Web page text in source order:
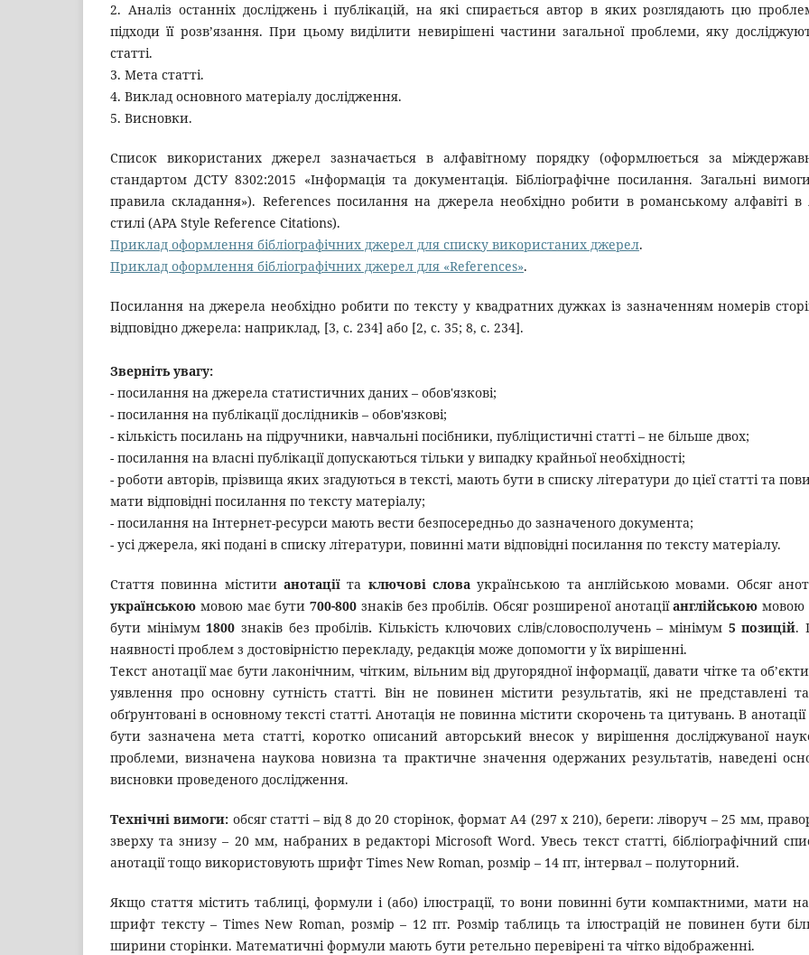
2. Аналіз останніх досліджень і публікацій, на які спирається автор в яких розглядають цю
підходи її розв’язання. При цьому виділити невирішені частини загальної проблеми, яку
статті.
3. Мета статті.
4. Виклад основного матеріалу дослідження.
5. Висновки.
Список використаних джерел зазначається в алфавітному порядку (оформлюється за
стандартом ДСТУ 8302:2015 «Інформація та документація. Бібліографічне посилання. Загальні
правила складання»). References посилання на джерела необхідно робити в романському алфавіті в
стилі (APA Style Reference Citations).
Приклад оформлення бібліографічних джерел для списку використаних джерел.
Приклад оформлення бібліографічних джерел для «References».
Посилання на джерела необхідно робити по тексту у квадратних дужках із зазначенням номерів
відповідно джерела: наприклад, [3, с. 234] або [2, с. 35; 8, с. 234].
Зверніть увагу:
- посилання на джерела статистичних даних – обов'язкові;
- посилання на публікації дослідників – обов'язкові;
- кількість посилань на підручники, навчальні посібники, публіцистичні статті – не більше двох;
- посилання на власні публікації допускаються тільки у випадку крайньої необхідності;
- роботи авторів, прізвища яких згадуються в тексті, мають бути в списку літератури до цієї статті та
мати відповідні посилання по тексту матеріалу;
- посилання на Інтернет-ресурси мають вести безпосередньо до зазначеного документа;
- усі джерела, які подані в списку літератури, повинні мати відповідні посилання по тексту матеріалу.
Стаття повинна містити анотації та ключові слова українською та англійською мовами. Обсяг
українською мовою має бути700-800 знаків без пробілів. Обсяг розширеної анотаціїанглійською мовою
бути мінімум1800 знаків без пробілів. Кількість ключових слів/словосполучень – мінімум 5 позицій.
наявності проблем з достовірністю перекладу, редакція може допомогти у їх вирішенні.
Текст анотації має бути лаконічним, чітким, вільним від другорядної інформації, давати чітке та
уявлення про основну сутність статті. Він не повинен містити результатів, які не представлені
обґрунтовані в основному тексті статті. Анотація не повинна містити скорочень та цитувань. В
бути зазначена мета статті, коротко описаний авторський внесок у вирішення досліджуваної
проблеми, визначена наукова новизна та практичне значення одержаних результатів, наведені
висновки проведеного дослідження.
Технічні вимоги: обсяг статті – від 8 до 20 сторінок, формат А4 (297 x 210), береги: ліворуч – 25 мм,
зверху та знизу – 20 мм, набраних в редакторі Microsoft Word. Увесь текст статті, бібліографічний
анотації тощо використовують шрифт Times New Roman, розмір – 14 пт, інтервал – полуторний.
Якщо стаття містить таблиці, формули і (або) ілюстрації, то вони повинні бути компактними, мати
шрифт тексту – Times New Roman, розмір – 12 пт. Розмір таблиць та ілюстрацій не повинен бути
ширини сторінки. Математичні формули мають бути ретельно перевірені та чітко відображенні.